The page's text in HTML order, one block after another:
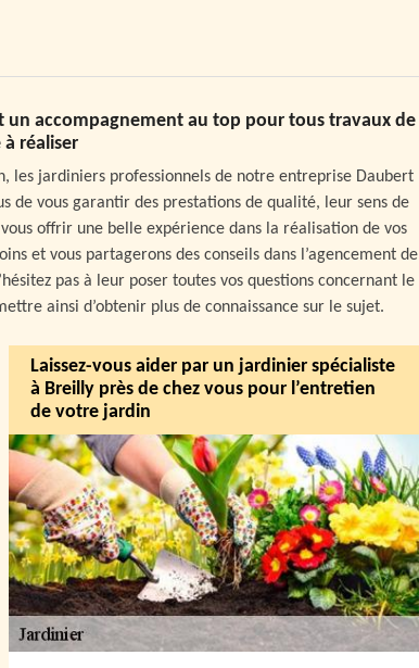
un accompagnement au top pour tous travaux de
réaliser
les jardiniers professionnels de notre entreprise Daubert
de vous garantir des prestations de qualité, leur sens de
offrir une belle expérience dans la réalisation de vos
et vous partagerons des conseils dans l’agencement de
pas à leur poser toutes vos questions concernant le
ainsi d’obtenir plus de connaissance sur le sujet.
Laissez-vous aider par un jardinier spécialiste
à Breilly près de chez vous pour l’entretien
de votre jardin